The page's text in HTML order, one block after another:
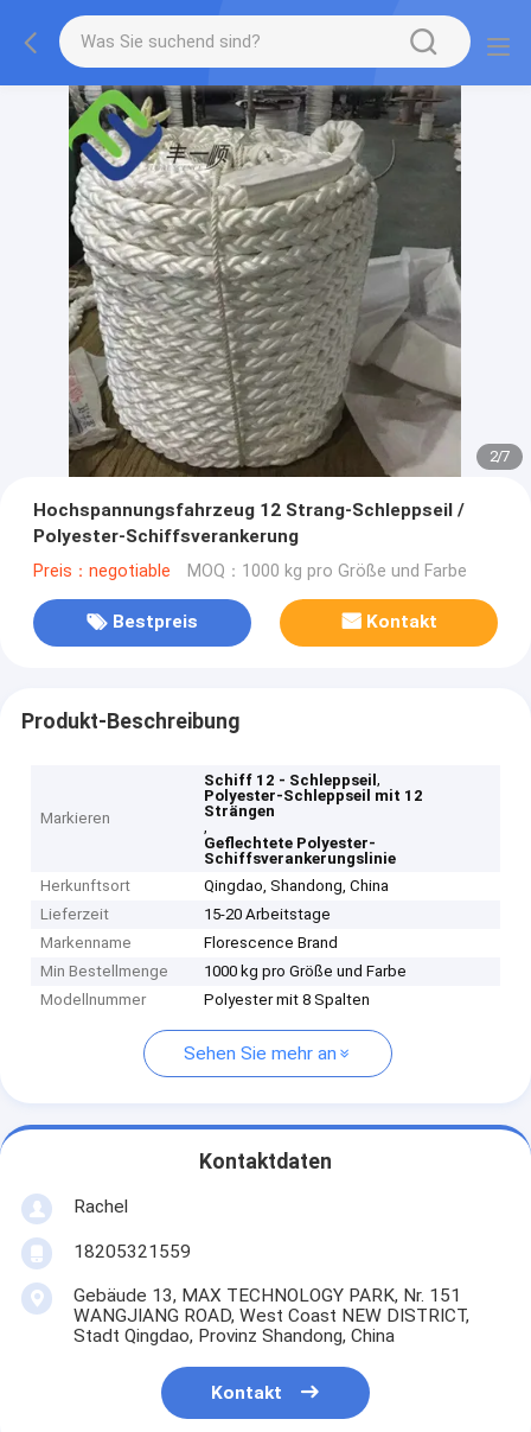
2/7
Hochspannungsfahrzeug 12 Strang-Schleppseil /
Polyester-Schiffsverankerung
Preis：negotiable MOQ：1000 kg pro Größe und Farbe
Bestpreis Kontakt
Produkt-Beschreibung
Markieren
Schiff 12 - Schleppseil,
Polyester-Schleppseil mit 12
Strängen
,
Geflechtete Polyester-
Schiffsverankerungslinie
Herkunftsort
Qingdao, Shandong, China
Lieferzeit
15-20 Arbeitstage
Markenname
Florescence Brand
Min Bestellmenge
1000 kg pro Größe und Farbe
Modellnummer
Polyester mit 8 Spalten
Sehen Sie mehr an
Kontaktdaten
Rachel
18205321559
Gebäude 13, MAX TECHNOLOGY PARK, Nr. 151
WANGJIANG ROAD, West Coast NEW DISTRICT,
Stadt Qingdao, Provinz Shandong, China
Kontakt